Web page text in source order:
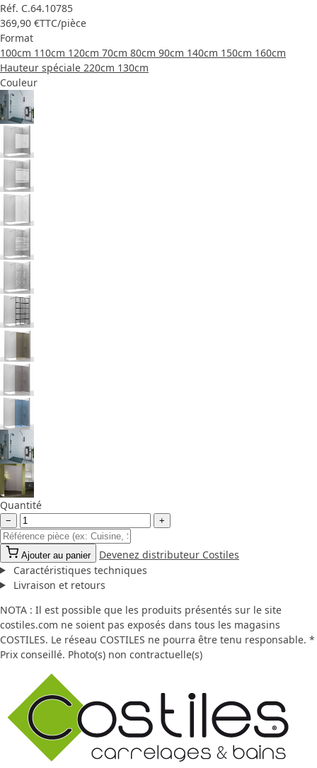
Réf. C.64.10785
369,90 €TTC/pièce
Format
100cm 110cm 120cm 70cm 80cm 90cm 140cm 150cm 160cm
Hauteur spéciale 220cm 130cm
Couleur
Quantité
− +
Ajouter au panier
Devenez distributeur Costiles
Caractéristiques techniques
Livraison et retours
NOTA : Il est possible que les produits présentés sur le site
costiles.com ne soient pas exposés dans tous les magasins
COSTILES. Le réseau COSTILES ne pourra être tenu responsable. *
Prix conseillé. Photo(s) non contractuelle(s)